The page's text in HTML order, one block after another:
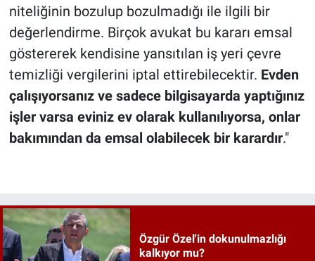
niteliğinin bozulup bozulmadığı ile ilgili bir
değerlendirme. Birçok avukat bu kararı emsal
göstererek kendisine yansıtılan iş yeri çevre
temizliği vergilerini iptal ettirebilecektir. Evden
çalışıyorsanız ve sadece bilgisayarda yaptığınız
işler varsa eviniz ev olarak kullanılıyorsa, onlar
bakımından da emsal olabilecek bir karardır."
Özgür Özel'in dokunulmazlığı
kalkıyor mu?